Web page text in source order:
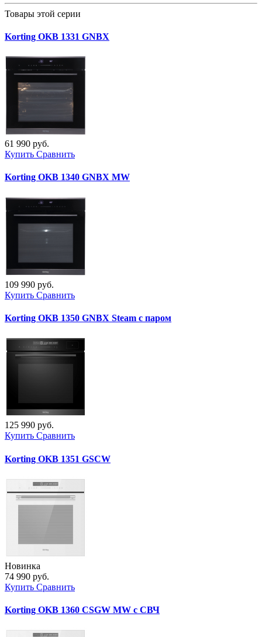
Товары этой серии
Korting OKB 1331 GNBX
61 990 руб.
Купить Сравнить
Korting OKB 1340 GNBX MW
109 990 руб.
Купить Сравнить
Korting OKB 1350 GNBX Steam с паром
125 990 руб.
Купить Сравнить
Korting OKB 1351 GSCW
Новинка
74 990 руб.
Купить Сравнить
Korting OKB 1360 CSGW MW с СВЧ